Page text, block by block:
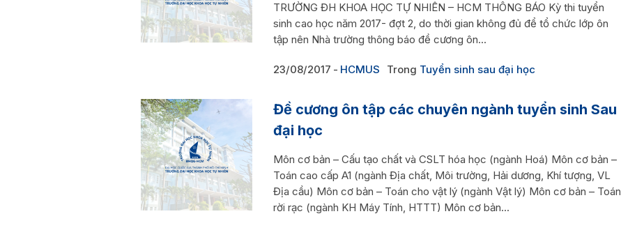
TRƯỜNG ĐH KHOA HỌC TỰ NHIÊN – HCM THÔNG BÁO Kỳ thi tuyển
sinh cao học năm 2017- đợt 2, do thời gian không đủ để tổ chức lớp ôn
tập nên Nhà trường thông báo đề cương ôn...
23/08/2017 HCMUS Trong Tuyển sinh sau đại học
Đề cương ôn tập các chuyên ngành tuyển sinh Sau
đại học
Môn cơ bản – Cấu tạo chất và CSLT hóa học (ngành Hoá) Môn cơ bản –
Toán cao cấp A1 (ngành Địa chất, Môi trường, Hải dương, Khí tượng, VL
Địa cầu) Môn cơ bản – Toán cho vật lý (ngành Vật lý) Môn cơ bản – Toán
rời rạc (ngành KH Máy Tính, HTTT) Môn cơ bản...